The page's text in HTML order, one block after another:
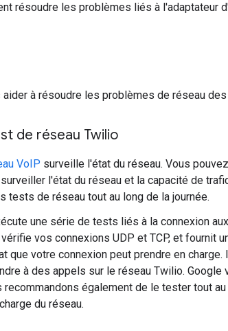
résoudre les problèmes liés à l'adaptateur
à résoudre les problèmes de réseau des
de réseau Twilio
VoIP surveille l'état du réseau. Vous
l'état du réseau et la capacité de
tests de réseau tout au long de la journée.
une série de tests liés à la connexion
vos connexions UDP et TCP, et fournit
que votre connexion peut prendre en
à des appels sur le réseau Twilio.
également de le tester tout
du réseau.